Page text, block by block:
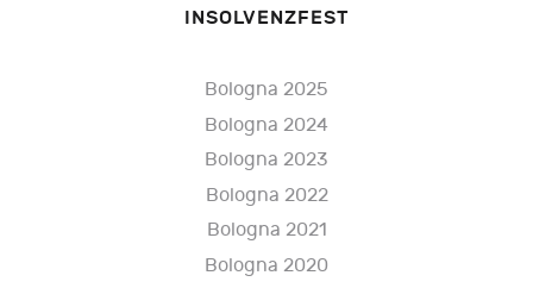
INSOLVENZFEST
Bologna 2025
Bologna 2024
Bologna 2023
Bologna 2022
Bologna 2021
Bologna 2020